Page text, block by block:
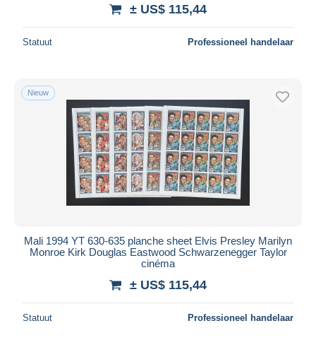
± US$ 115,44
Statuut Professioneel handelaar
Nieuw
Mali 1994 YT 630-635 planche sheet Elvis Presley Marilyn
Monroe Kirk Douglas Eastwood Schwarzenegger Taylor
cinéma
± US$ 115,44
Statuut Professioneel handelaar